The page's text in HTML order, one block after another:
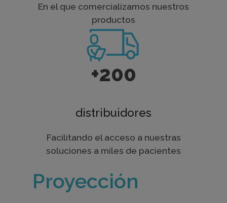
En el que comercializamos nuestros
productos
+200
distribuidores
Facilitando el acceso a nuestras
soluciones a miles de pacientes
Proyección